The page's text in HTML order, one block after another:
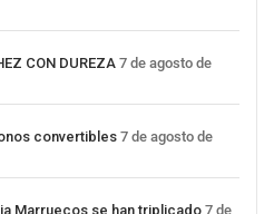
CON DUREZA 7 de agosto de
convertibles 7 de agosto de
Marruecos se han triplicado 7 de